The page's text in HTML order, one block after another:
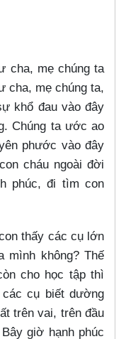
cha, mẹ chúng ta
cha, mẹ chúng ta,
khổ đau vào đây
Chúng ta ước ao
phước vào đây
cháu ngoài đời
phúc, đi tìm con
thấy các cụ lớn
mình không? Thế
cho học tập thì
cụ biết dường
trên vai, trên đầu
giờ hạnh phúc